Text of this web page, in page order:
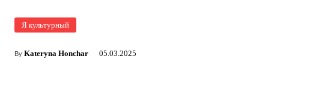
Я культурный
By Kateryna Honchar 05.03.2025